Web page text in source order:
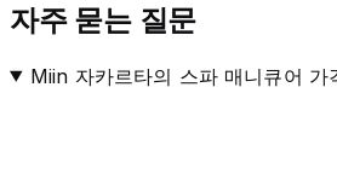
자주 묻는 질문
Miin 자카르타의 스파 매니큐어 가